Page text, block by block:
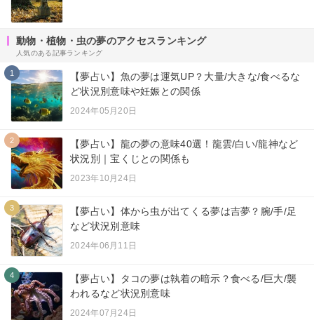
動物・植物・虫の夢のアクセスランキング
人気のある記事ランキング
1
【夢占い】魚の夢は運気UP？大量/大きな/食べるな
ど状況別意味や妊娠との関係
2024年05月20日
2
【夢占い】龍の夢の意味40選！龍雲/白い/龍神など
状況別｜宝くじとの関係も
2023年10月24日
3
【夢占い】体から虫が出てくる夢は吉夢？腕/手/足
など状況別意味
2024年06月11日
4
【夢占い】タコの夢は執着の暗示？食べる/巨大/襲
われるなど状況別意味
2024年07月24日